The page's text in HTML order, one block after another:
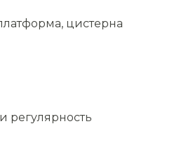
цистерна
регулярность